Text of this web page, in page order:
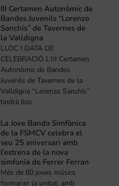
III Certamen Autonòmic de
Bandes Juvenils “Lorenzo
Sanchís” de Tavernes de
la Valldigna
LLOC I DATA DE
CELEBRACIÓ L’III Certamen
Autonòmic de Bandes
Juvenils de Tavernes de la
Valldigna “Lorenzo Sanchis”
tindrà lloc
La Jove Banda Simfònica
de la FSMCV celebra el
seu 25 aniversari amb
l’estrena de la nova
simfonia de Ferrer Ferran
Més de 80 joves músics
formaran la unitat, amb